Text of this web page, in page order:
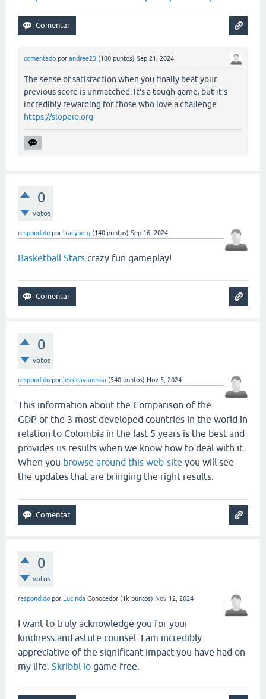
comentado por andree23 (100 puntos) Sep 21, 2024
The sense of satisfaction when you finally beat your
previous score is unmatched. It’s a tough game, but it’s
incredibly rewarding for those who love a challenge.
https://slopeio.org
0
votos
respondido por tracyberg (140 puntos) Sep 16, 2024
Basketball Stars crazy fun gameplay!
0
votos
respondido por jessicavanessa (540 puntos) Nov 5, 2024
This information about the Comparison of the
GDP of the 3 most developed countries in the world in
relation to Colombia in the last 5 years is the best and
provides us results when we know how to deal with it.
When you browse around this web-site you will see
the updates that are bringing the right results.
0
votos
respondido por Lucinda Conocedor (1k puntos) Nov 12, 2024
I want to truly acknowledge you for your
kindness and astute counsel. I am incredibly
appreciative of the significant impact you have had on
my life. Skribbl io game free.